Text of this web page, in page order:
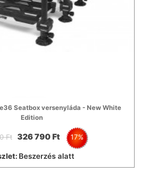
Seatbox versenyláda - New White
Edition
Ft 326 790 Ft 17%
Beszerzés alatt